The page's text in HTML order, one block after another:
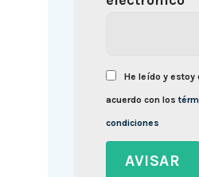
He leído y estoy
acuerdo con los
condiciones